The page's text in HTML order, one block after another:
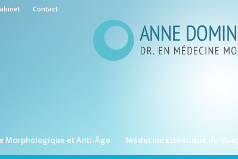
Contact
Morphologique et Anti-Âge Médecine Esthétique du